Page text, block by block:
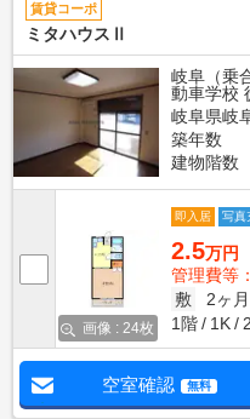
賃貸コーポ
ミタハウスⅡ
岐阜（乗
動車学校
岐阜県岐
築年数
建物階数
画像 : 24枚
即入居 写真
2.5万円
管理費等
敷
2ヶ月
1階
1K
空室確認 無料